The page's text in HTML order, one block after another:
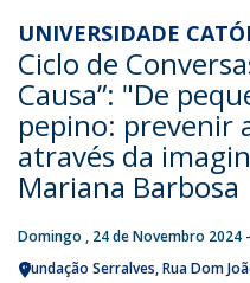
UNIVERSIDADE
Ciclo de
Causa”: "De
pepino: prevenir
através da
Mariana Barbosa
Domingo , 24 de Novembro 2024
Fundação Serralves Rua Dom